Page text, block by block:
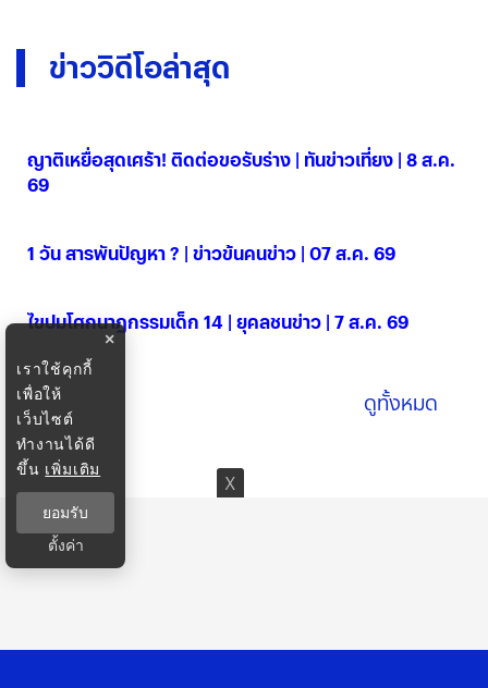
ข่าววิดีโอล่าสุด
ญาติเหยื่อสุดเศร้า! ติดต่อขอรับร่าง | ทันข่าวเที่ยง | 8 ส.ค.
69
1 วัน สารพันปัญหา ? | ข่าวข้นคนข่าว | 07 ส.ค. 69
ไขปมโศกนาฏกรรมเด็ก 14 | ยุคลชนข่าว | 7 ส.ค. 69
07 ส.ค. 2569
ดูทั้งหมด
×
เราใช้คุกกี้
เพื่อให้
เว็บไซต์
ทำงานได้ดี
ขึ้น เพิ่มเติม
ยอมรับ
ตั้งค่า